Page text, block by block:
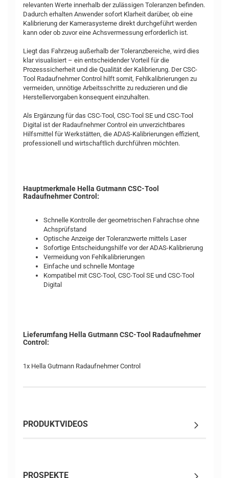
relevanten Werte innerhalb der zulässigen Toleranzen befinden.
Dadurch erhalten Anwender sofort Klarheit darüber, ob eine
Kalibrierung der Kamerasysteme direkt durchgeführt werden
kann oder ob zuvor eine Achsvermessung erforderlich ist.
Liegt das Fahrzeug außerhalb der Toleranzbereiche, wird dies
klar visualisiert – ein entscheidender Vorteil für die
Prozesssicherheit und die Qualität der Kalibrierung. Der CSC-
Tool Radaufnehmer Control hilft somit, Fehlkalibrierungen zu
vermeiden, unnötige Arbeitsschritte zu reduzieren und die
Herstellervorgaben konsequent einzuhalten.
Als Ergänzung für das CSC-Tool, CSC-Tool SE und CSC-Tool
Digital ist der Radaufnehmer Control ein unverzichtbares
Hilfsmittel für Werkstätten, die ADAS-Kalibrierungen effizient,
professionell und wirtschaftlich durchführen möchten.
Hauptmerkmale Hella Gutmann CSC-Tool
Radaufnehmer Control:
Schnelle Kontrolle der geometrischen Fahrachse ohne
Achsprüfstand
Optische Anzeige der Toleranzwerte mittels Laser
Sofortige Entscheidungshilfe vor der ADAS-Kalibrierung
Vermeidung von Fehlkalibrierungen
Einfache und schnelle Montage
Kompatibel mit CSC-Tool, CSC-Tool SE und CSC-Tool
Digital
Lieferumfang Hella Gutmann CSC-Tool Radaufnehmer
Control:
1x Hella Gutmann Radaufnehmer Control
PRODUKTVIDEOS
PROSPEKTE